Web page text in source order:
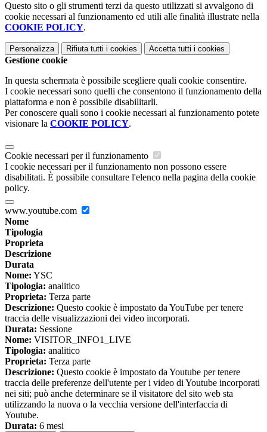
Questo sito o gli strumenti terzi da questo utilizzati si avvalgono di
cookie necessari al funzionamento ed utili alle finalità illustrate nella
COOKIE POLICY.
Personalizza Rifiuta tutti i cookies Accetta tutti i cookies
Gestione cookie
In questa schermata è possibile scegliere quali cookie consentire.
I cookie necessari sono quelli che consentono il funzionamento della
piattaforma e non è possibile disabilitarli.
Per conoscere quali sono i cookie necessari al funzionamento potete
visionare la COOKIE POLICY.
Cookie necessari per il funzionamento
I cookie necessari per il funzionamento non possono essere
disabilitati. È possibile consultare l'elenco nella pagina della cookie
policy.
www.youtube.com
Nome
Tipologia
Proprieta
Descrizione
Durata
Nome: YSC
Tipologia: analitico
Proprieta: Terza parte
Descrizione: Questo cookie è impostato da YouTube per tenere
traccia delle visualizzazioni dei video incorporati.
Durata: Sessione
Nome: VISITOR_INFO1_LIVE
Tipologia: analitico
Proprieta: Terza parte
Descrizione: Questo cookie è impostato da Youtube per tenere
traccia delle preferenze dell'utente per i video di Youtube incorporati
nei siti; può anche determinare se il visitatore del sito web sta
utilizzando la nuova o la vecchia versione dell'interfaccia di
Youtube.
Durata: 6 mesi